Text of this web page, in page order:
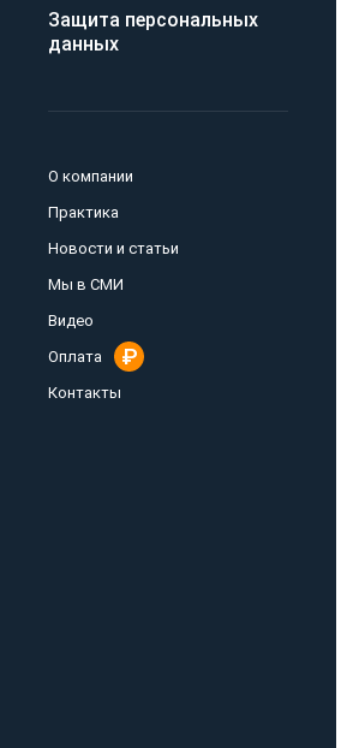
Защита персональных
данных
О компании
Практика
Новости и статьи
Мы в СМИ
Видео
Оплата
Контакты